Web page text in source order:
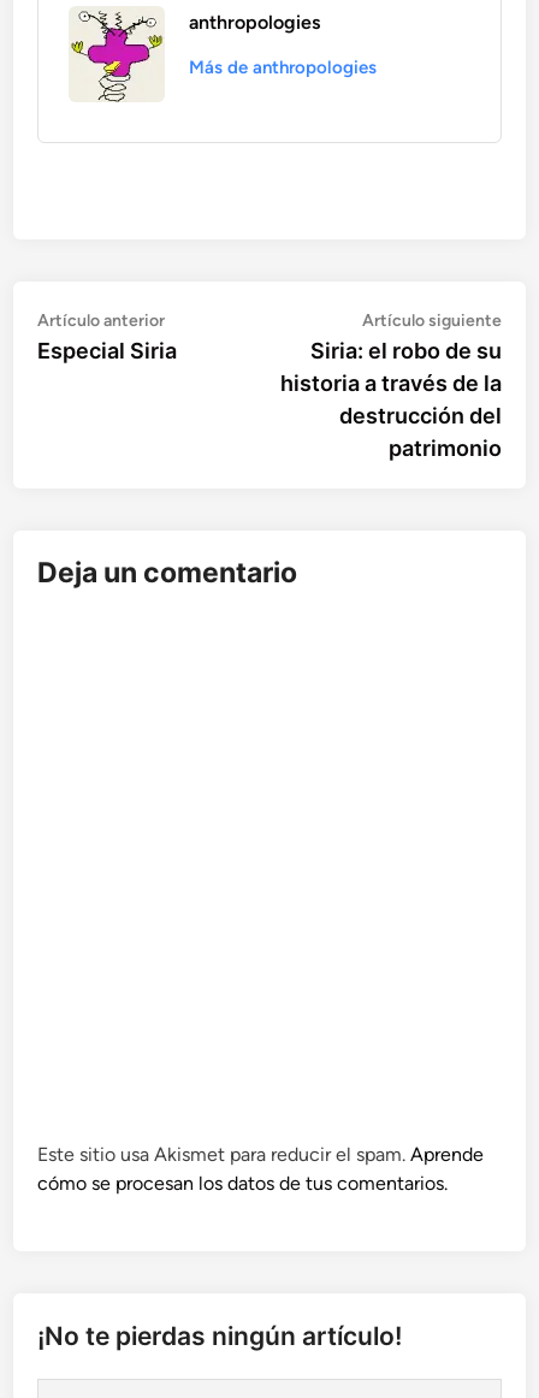
anthropologies
Más de anthropologies
Navegación
de
Artículo anteriorArtículo
anterior:
Especial Siria
Artículo siguiente
Siria: el robo de su
historia a través de la
destrucción del
patrimonio
Deja un comentario
Este sitio usa Akismet para reducir el spam.Aprende
cómo se procesan los datos de tus comentarios.
¡No te pierdas ningún artículo!